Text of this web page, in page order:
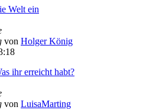
Welt ein
von Holger König
ihr erreicht habt?
von LuisaMarting